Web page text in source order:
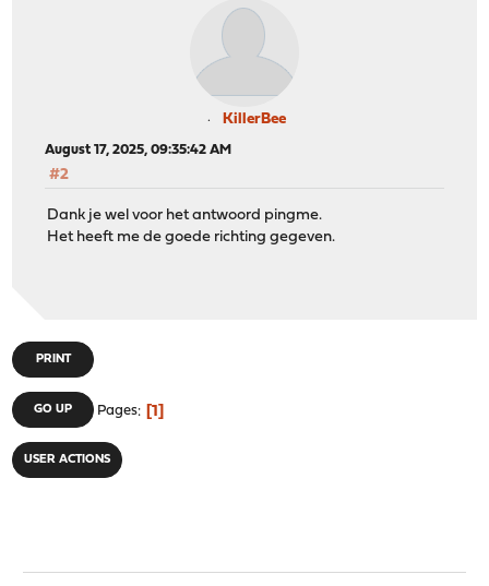
KillerBee
August 17, 2025, 09:35:42 AM
#2
Dank je wel voor het antwoord pingme.
Het heeft me de goede richting gegeven.
PRINT
GO UP Pages 1
USER ACTIONS